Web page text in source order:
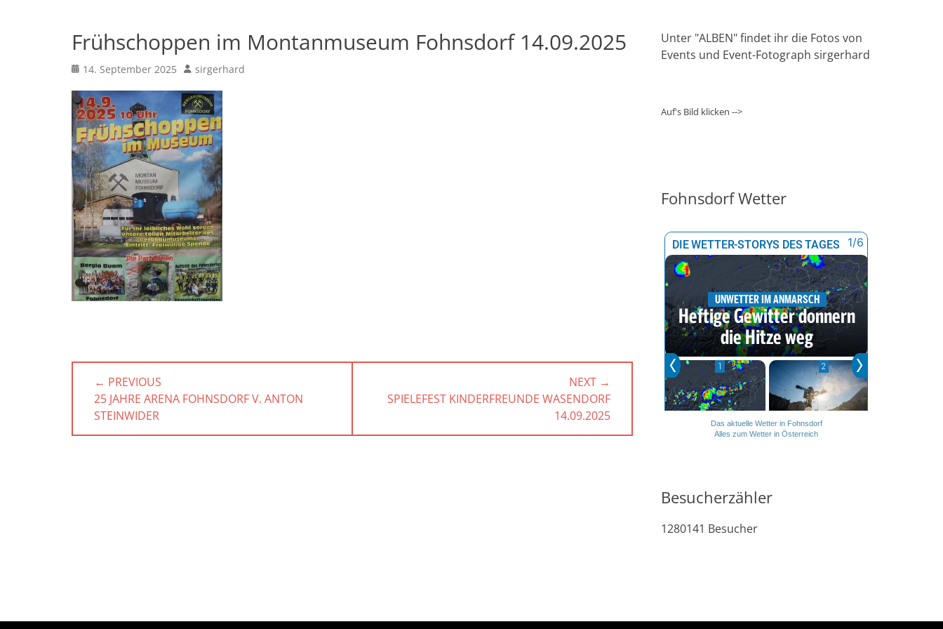
Frühschoppen im Montanmuseum Fohnsdorf 14.09.2025
Posted
14. September 2025 Author
sirgerhard
Beitragsnavigation
← PREVIOUS
PREVIOUS
POST:
25 JAHRE ARENA FOHNSDORF V. ANTON
STEINWIDER
NEXT →
NEXT
SPIELEFEST KINDERFREUNDE WASENDORF
14.09.2025
Unter "ALBEN" findet ihr die Fotos von
Events und Event-Fotograph sirgerhard
Auf's Bild klicken -->
Fohnsdorf Wetter
Das aktuelle Wetter in Fohnsdorf
Alles zum Wetter in Österreich
Besucherzähler
1280141 Besucher